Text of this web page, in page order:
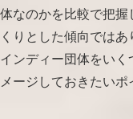
なのかを比較で把握
りとした傾向ではあ
ンディー団体をいく
ージしておきたい